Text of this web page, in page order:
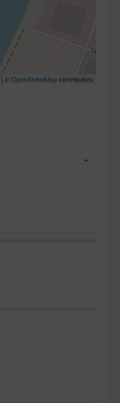
| ©OpenStreetMapcontributors